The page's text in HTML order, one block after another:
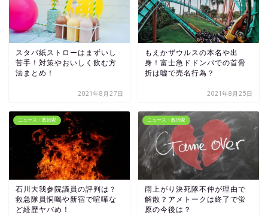
スタバ紙ストローはまずいし
苦手！対策やおいしく飲む方
法まとめ！
2021年8月27日
もえかザウルスの本名や出
身！富士急ドドンパでの首骨
折は嘘で売名行為？
2021年8月25日
ニュース・政治家
石川大我参院議員の評判は？
救急隊員恫喝や新宿で喧嘩な
ど経歴ヤバめ！
ニュース・政治家
雨上がり決死隊不仲が理由で
解散？アメトークは終了で蛍
原の今後は？